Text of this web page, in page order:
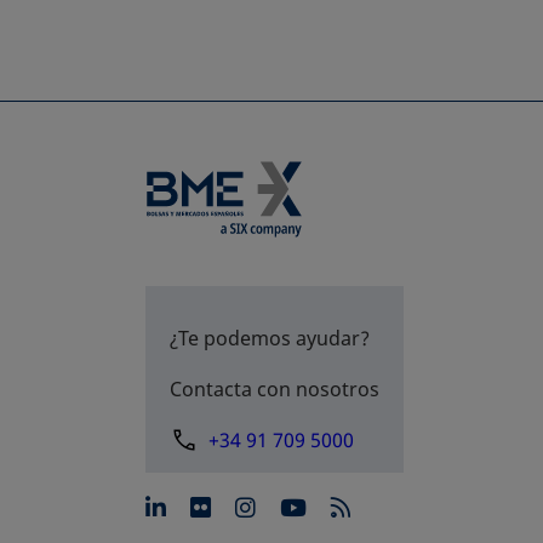
¿Te podemos ayudar?
Contacta con nosotros
+34 91 709 5000
se abre en una pestaña
se abre en una pestaña
se abre en una
se abre en una